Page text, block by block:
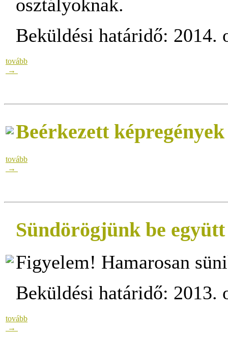
osztályoknak.
Beküldési határidő: 2014.
tovább
→
Beérkezett
tovább
→
Sündörögjünk be
Figyelem! Hamarosan
Beküldési határidő: 2013.
tovább
→